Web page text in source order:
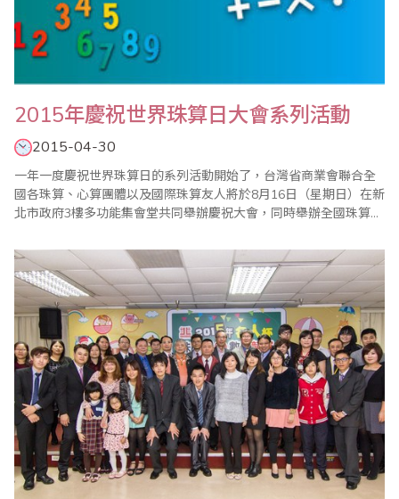
2015年慶祝世界珠算日大會系列活動
2015-04-30
一年一度慶祝世界珠算日的系列活動開始了，台灣省商業會聯合全
國各珠算、心算團體以及國際珠算友人將於8月16日（星期日）在新
北市政府3樓多功能集會堂共同舉辦慶祝大會，同時舉辦全國珠算比
暨國際觀摩賽、祖孫樂活珠算趣味競賽等系列活動，歡迎踴躍報名
參加。 ＊20..